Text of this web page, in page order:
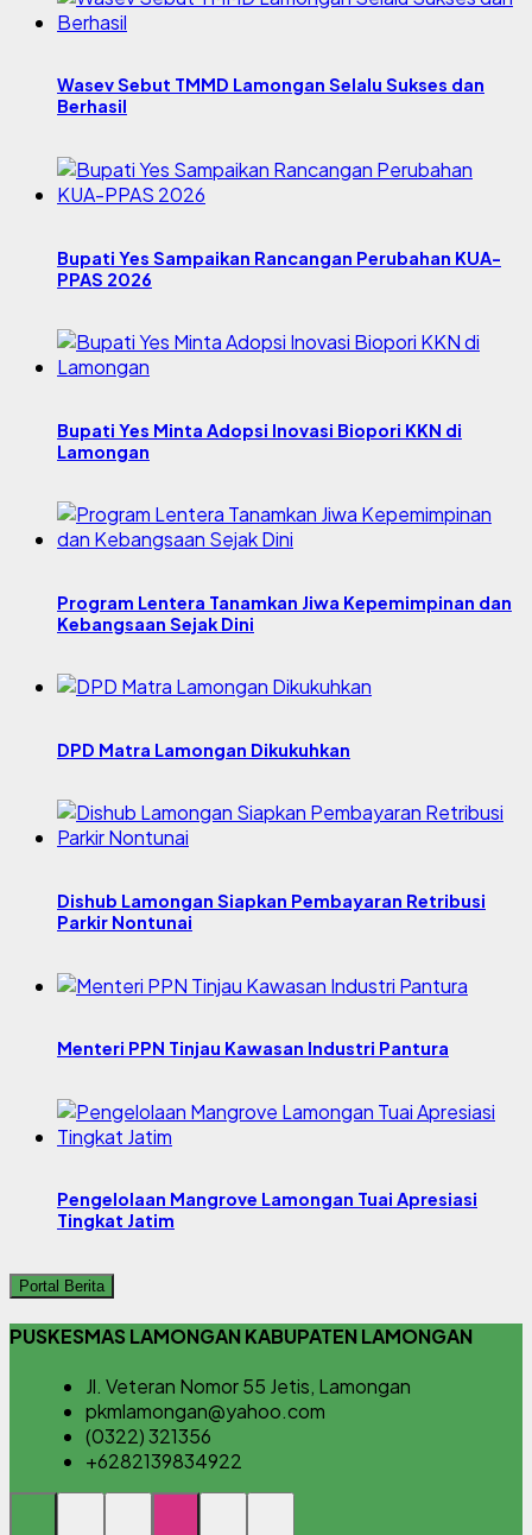
Wasev Sebut TMMD Lamongan Selalu Sukses dan
Berhasil
Bupati Yes Sampaikan Rancangan Perubahan KUA-
PPAS 2026
Bupati Yes Minta Adopsi Inovasi Biopori KKN di
Lamongan
Program Lentera Tanamkan Jiwa Kepemimpinan dan
Kebangsaan Sejak Dini
DPD Matra Lamongan Dikukuhkan
Dishub Lamongan Siapkan Pembayaran Retribusi
Parkir Nontunai
Menteri PPN Tinjau Kawasan Industri Pantura
Pengelolaan Mangrove Lamongan Tuai Apresiasi
Tingkat Jatim
Portal Berita
PUSKESMAS LAMONGAN KABUPATEN LAMONGAN
Jl. Veteran Nomor 55 Jetis, Lamongan
pkmlamongan@yahoo.com
(0322) 321356
+6282139834922